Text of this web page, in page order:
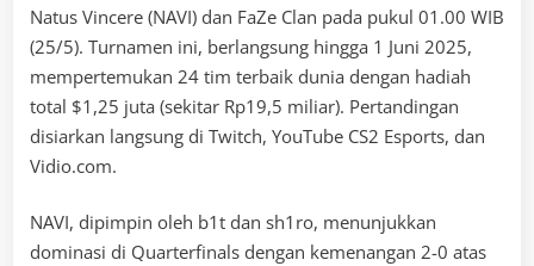
Natus Vincere (NAVI) dan FaZe Clan pada pukul 01.00 WIB
(25/5). Turnamen ini, berlangsung hingga 1 Juni 2025,
mempertemukan 24 tim terbaik dunia dengan hadiah
total $1,25 juta (sekitar Rp19,5 miliar). Pertandingan
disiarkan langsung di Twitch, YouTube CS2 Esports, dan
Vidio.com.
NAVI, dipimpin oleh b1t dan sh1ro, menunjukkan
dominasi di Quarterfinals dengan kemenangan 2-0 atas